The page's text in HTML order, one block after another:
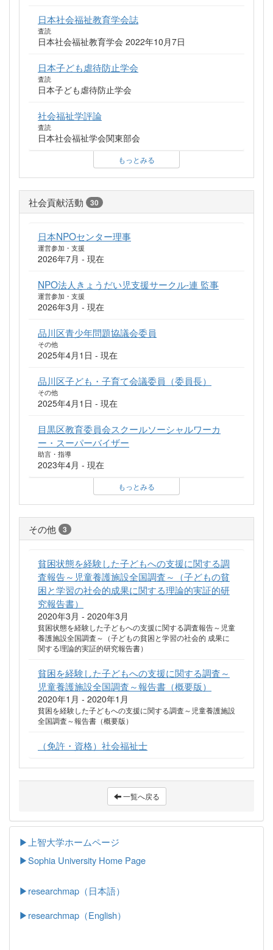
日本社会福祉教育学会誌
査読
日本社会福祉教育学会 2022年10月7日
日本子ども虐待防止学会
査読
日本子ども虐待防止学会
社会福祉学評論
査読
日本社会福祉学会関東部会
もっとみる
社会貢献活動 30
日本NPOセンター理事
運営参加・支援
2026年7月 - 現在
NPO法人きょうだい児支援サークル-連 監事
運営参加・支援
2026年3月 - 現在
品川区青少年問題協議会委員
その他
2025年4月1日 - 現在
品川区子ども・子育て会議委員（委員長）
その他
2025年4月1日 - 現在
目黒区教育委員会スクールソーシャルワーカ
ー・スーパーバイザー
助言・指導
2023年4月 - 現在
もっとみる
その他 3
貧困状態を経験した子どもへの支援に関する調
査報告～児童養護施設全国調査～（子どもの貧
困と学習の社会的成果に関する理論的実証的研
究報告書）
2020年3月 - 2020年3月
貧困状態を経験した子どもへの支援に関する調査報告～児童
養護施設全国調査～（子どもの貧困と学習の社会的 成果に
関する理論的実証的研究報告書）
貧困を経験した子どもへの支援に関する調査～
児童養護施設全国調査～報告書（概要版）
2020年1月 - 2020年1月
貧困を経験した子どもへの支援に関する調査～児童養護施設
全国調査～報告書（概要版）
（免許・資格）社会福祉士
一覧へ戻る
▶上智大学ホームページ
▶Sophia University Home Page
▶researchmap（日本語）
▶researchmap（English）